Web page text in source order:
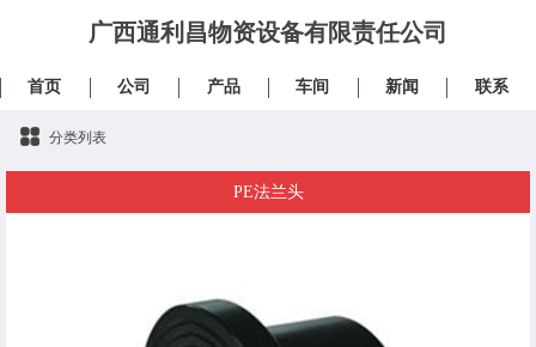
广西通利昌物资设备有限责任公司
首页 公司 产品 车间 新闻 联系
分类列表
PE法兰头